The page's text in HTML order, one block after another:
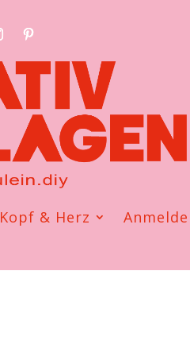
Kopf & Herz